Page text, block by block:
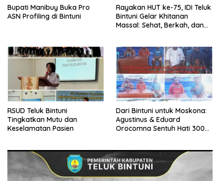
Bupati Manibuy Buka Pro
ASN Profiling di Bintuni
Rayakan HUT ke-75, IDI Teluk
Bintuni Gelar Khitanan
Massal: Sehat, Berkah, dan
RSUD Teluk Bintuni
Tingkatkan Mutu dan
Keselamatan Pasien
Dari Bintuni untuk Moskona:
Agustinus & Eduard
Orocomna Sentuh Hati 300